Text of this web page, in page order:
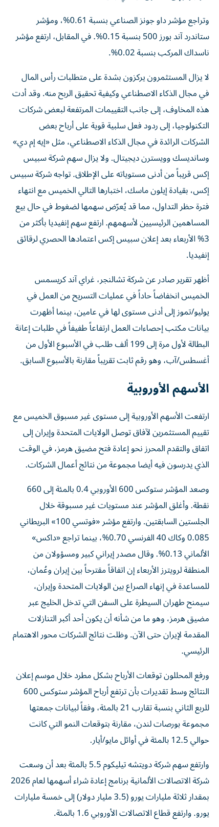
وتراجع مؤشر داو جونز الصناعي بنسبة 0.61%، ومؤشر
ستاندرد آند بورز 500 بنسبة 0.15%. في المقابل، ارتفع مؤشر
ناسداك المركب بنسبة 0.02%.
لا يزال المستثمرون يركزون بشدة على متطلبات رأس المال
في مجال الذكاء الاصطناعي وكيفية تحقيق الربح منه. وقد أدت
هذه المخاوف، إلى جانب التقييمات المرتفعة لبعض شركات
التكنولوجيا، إلى ردود فعل سلبية قوية على أرباح بعض
الشركات الرائدة في مجال الذكاء الاصطناعي، مثل «إيه إم دي»
وسانديسك وويسترن ديجيتال. ولا يزال سهم شركة سبيس
إكس قريباً من أدنى مستوياته على الإطلاق. تواجه شركة سبيس
إكس، بقيادة إيلون ماسك، اختبارها التالي الخميس مع انتهاء
فترة حظر التداول، مما قد يُعرّض سهمها لضغوط في حال بيع
المساهمين الرئيسيين لأسهمهم. ارتفع سهم إنفيديا بأكثر من
3% الأربعاء بعد إعلان سبيس إكس اعتمادها الحصري لرقائق
إنفيديا.
أظهر تقرير صادر عن شركة تشالنجر، غراي آند كريسمس
الخميس انخفاضاً حاداً في عمليات التسريح من العمل في
يوليو/تموز إلى أدنى مستوى لها في عامين، بينما أظهرت
بيانات مكتب إحصاءات العمل ارتفاعاً طفيفاً في طلبات إعانة
البطالة لأول مرة إلى 199 ألف طلب في الأسبوع الأول من
أغسطس/آب، وهو رقم ثابت تقريباً مقارنة بالأسبوع السابق.
الأسهم الأوروبية
ارتفعت الأسهم الأوروبية إلى مستوى غير مسبوق الخميس مع
تقييم المستثمرين لآفاق توصل الولايات المتحدة وإيران إلى
اتفاق ‌والتقدم المحرز نحو إعادة فتح مضيق هرمز، في الوقت
الذي يدرسون فيه أيضا مجموعة من نتائج أعمال الشركات.
وصعد ‌المؤشر ستوكس 600 الأوروبي ‌0.4 بالمئة إلى 660
نقطة. وأغلق المؤشر عند مستويات غير مسبوقة خلال
الجلستين السابقتين. وارتفع مؤشر «فوتسي 100» البريطاني
0.085 وكاك 40 الفرنسي 0.70%، بينما تراجع «داكس»
الألماني 0.13%. وقال مصدر إيراني ‌كبير ومسؤولان من
المنطقة لرويترز الأربعاء إن اتفاقاً مقترحاً بين إيران وعُمان،
للمساعدة في إنهاء الصراع بين الولايات المتحدة وإيران،
سيمنح طهران السيطرة على السفن التي تدخل الخليج عبر
مضيق هرمز، وهو ما من شأنه أن يكون أحد أكبر التنازلات
المقدمة لإيران حتى الآن. وظلت نتائج الشركات محور الاهتمام
الرئيسي.
ورفع المحللون توقعات الأرباح بشكل مطرد خلال موسم إعلان
‌النتائج وسط تقديرات بأن ترتفع أرباح المؤشر ستوكس 600
للربع الثاني بنسبة تقارب 21 بالمئة، وفقاً لبيانات جمعتها
مجموعة بورصات لندن، مقارنة بتوقعات النمو التي كانت
حوالي 12.5 بالمئة في أوائل مايو/أيار.
وارتفع سهم شركة دويتشه تيليكوم 5.5 بالمئة بعد أن وسعت
شركة الاتصالات الألمانية برنامج ‌إعادة شراء أسهمها لعام 2026
بمقدار ثلاثة مليارات يورو (3.5 ‌مليار دولار) إلى خمسة مليارات
يورو. وارتفع قطاع الاتصالات الأوروبي 1.6 بالمئة.